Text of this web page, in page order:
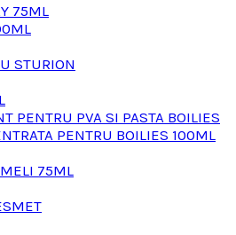
75ML
STURION
PENTRU PVA SI PASTA BOILIES
PENTRU BOILIES 100ML
75ML